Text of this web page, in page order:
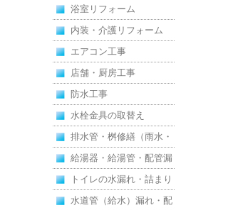
浴室リフォーム
内装・介護リフォーム
エアコン工事
店舗・厨房工事
防水工事
水栓金具の取替え
排水管・桝修繕（雨水・
汚水）
給湯器・給湯管・配管漏
れ
トイレの水漏れ・詰まり
水道管（給水）漏れ・配